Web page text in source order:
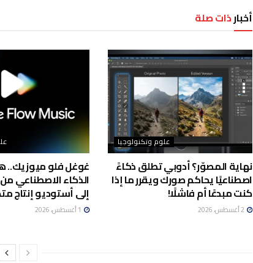
أخبارذات صلة
علوم وتكنولوجيا
نهاية المصوّر؟ أدوبي تطلق ذكاءً
اصطناعيًا يحاكم صورك ويقرر ما إذا
كنت مبدعًا أم فاشلًا!
غوغل فلو ميوزيك..
الذكاء الاصطناعي
إلى أستوديو إنتاج